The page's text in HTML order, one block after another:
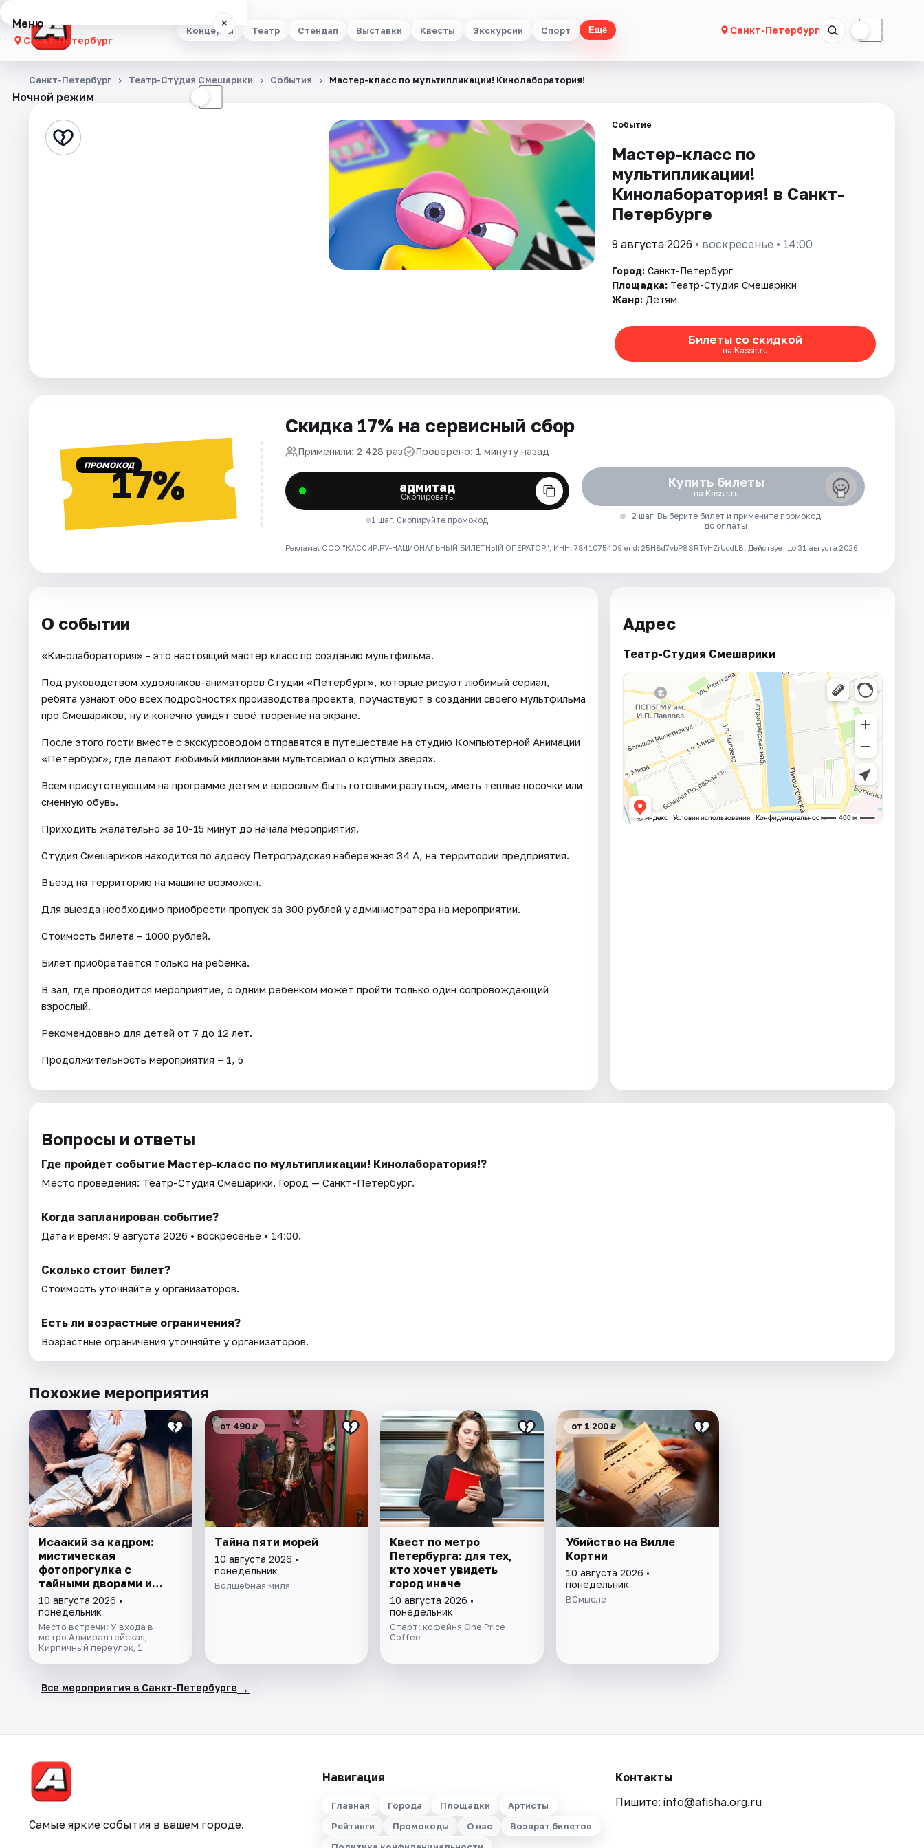
Концерты Театр Стендап Выставки Квесты Экскурсии Спорт Ещё Санкт-Петербург ☾
Меню ×
Санкт-Петербург
Концерты
Стендап
Площадки
Ночной режим ☾
Санкт-Петербург Театр-Студия Смешарики События Мастер-класс по мультипликации! Кинолаборатория!
Событие
Мастер-класс по
мультипликации!
Кинолаборатория! в Санкт-
Петербурге
9 августа 2026 • воскресенье • 14:00
Город: Санкт-Петербург
Площадка: Театр-Студия Смешарики
Жанр: Детям
Билеты со скидкой
на Kassir.ru
ПРОМОКОД17%
Скидка 17% на сервисный сбор
Применили: 2 428 раз Проверено: 1 минуту назад
адмитад
Скопировать
1 шаг. Скопируйте промокод
Купить билеты
на Kassir.ru
2 шаг. Выберите билет и примените промокод
до оплаты
Реклама. ООО "КАССИР.РУ-НАЦИОНАЛЬНЫЙ БИЛЕТНЫЙ ОПЕРАТОР", ИНН: 7841075409 erid: 25H8d7vbP8SRTvHZrUcdLB. Действует до 31 августа 2026
О событии
«Кинолаборатория» - это настоящий мастер класс по созданию мультфильма.
Под руководством художников-аниматоров Студии «Петербург», которые рисуют любимый сериал,
ребята узнают обо всех подробностях производства проекта, поучаствуют в создании своего мультфильма
про Смешариков, ну и конечно увидят своё творение на экране.
После этого гости вместе с экскурсоводом отправятся в путешествие на студию Компьютерной Анимации
«Петербург», где делают любимый миллионами мультсериал о круглых зверях.
Всем присутствующим на программе детям и взрослым быть готовыми разуться, иметь теплые носочки или
сменную обувь.
Приходить желательно за 10-15 минут до начала мероприятия.
Студия Смешариков находится по адресу Петроградская набережная 34 А, на территории предприятия.
Въезд на территорию на машине возможен.
Для выезда необходимо приобрести пропуск за 300 рублей у администратора на мероприятии.
Стоимость билета – 1000 рублей.
Билет приобретается только на ребенка.
В зал, где проводится мероприятие, с одним ребенком может пройти только один сопровождающий
взрослый.
Рекомендовано для детей от 7 до 12 лет.
Продолжительность мероприятия – 1, 5
Адрес
Театр-Студия Смешарики
Вопросы и ответы
Где пройдет событие Мастер-класс по мультипликации! Кинолаборатория!?
Место проведения: Театр-Студия Смешарики. Город — Санкт-Петербург.
Когда запланирован событие?
Дата и время: 9 августа 2026 • воскресенье • 14:00.
Сколько стоит билет?
Стоимость уточняйте у организаторов.
Есть ли возрастные ограничения?
Возрастные ограничения уточняйте у организаторов.
Похожие мероприятия
Исаакий за кадром:
мистическая
фотопрогулка с
тайными дворами и
колоннадой
10 августа 2026 •
понедельник
Место встречи: У входа в
метро Адмиралтейская,
Кирпичный переулок, 1
от 490 ₽
Тайна пяти морей
10 августа 2026 •
понедельник
Волшебная миля
Квест по метро
Петербурга: для тех,
кто хочет увидеть
город иначе
10 августа 2026 •
понедельник
Старт: кофейня One Price
Coffee
от 1 200 ₽
Убийство на Вилле
Кортни
10 августа 2026 •
понедельник
ВСмысле
Все мероприятия в Санкт-Петербурге →
Самые яркие события в вашем городе.
Навигация
Главная Города Площадки
Артисты
Рейтинги
Промокоды О нас
Возврат билетов
Контакты
Пишите: info@afisha.org.ru